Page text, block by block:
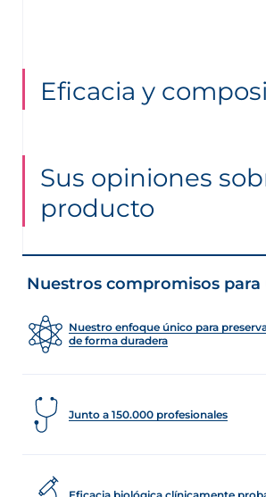
Eficacia y
Sus opiniones
producto
Nuestros compromisos para
Nuestro enfoque único para
de forma duradera
Junto a 150.000 profesionales